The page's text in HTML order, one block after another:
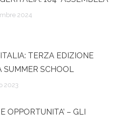
2024
TERZA EDIZIONE
SUMMER SCHOOL
2023
OPPORTUNITA’ – GLI